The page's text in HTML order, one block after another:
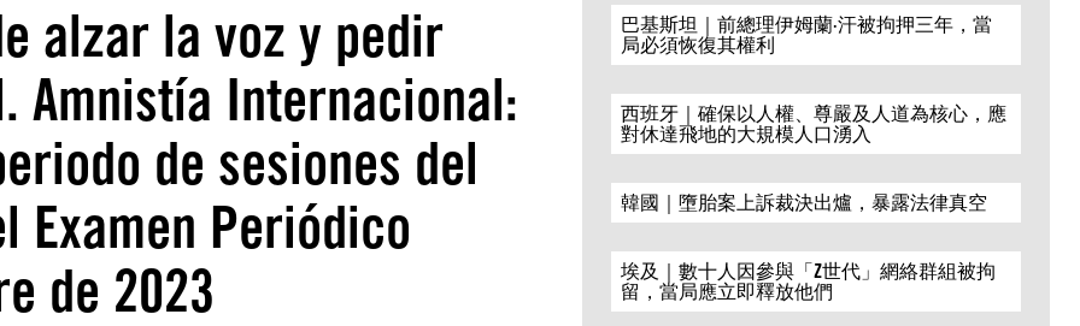
alzar la voz y pedir
Amnistía Internacional:
de sesiones del
Examen Periódico
de 2023
巴基斯坦｜前總理伊姆蘭·汗被拘押三年，當
局必須恢復其權利
西班牙｜確保以人權、尊嚴及人道為核心，應
對休達飛地的大規模人口湧入
韓國｜墮胎案上訴裁決出爐，暴露法律真空
埃及｜數十人因參與「Z世代」網絡群組被拘
留，當局應立即釋放他們